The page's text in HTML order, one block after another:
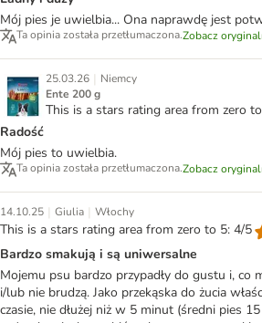
Mój pies je uwielbia... Ona naprawdę jest
Ta opinia została przetłumaczona.Zobacz
25.03.26 | Niemcy
Ente 200 g
This is a stars rating area from zero
Radość
Mój pies to uwielbia.
Ta opinia została przetłumaczona.Zobacz
14.10.25 | Giulia | Włochy
This is a stars rating area from zero to 5: 4/5
Bardzo smakują i są uniwersalne
Mojemu psu bardzo przypadły do gustu i, co
i/lub nie brudzą. Jako przekąska do żucia
czasie, nie dłużej niż w 5 minut (średni pies